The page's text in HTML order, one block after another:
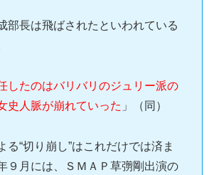
部長は飛ばされたといわれている
したのはバリバリのジュリー派の
史人脈が崩れていった 」（同）
る“切り崩し”はこれだけでは済ま
９月には、ＳＭＡＰ草彅剛出演の